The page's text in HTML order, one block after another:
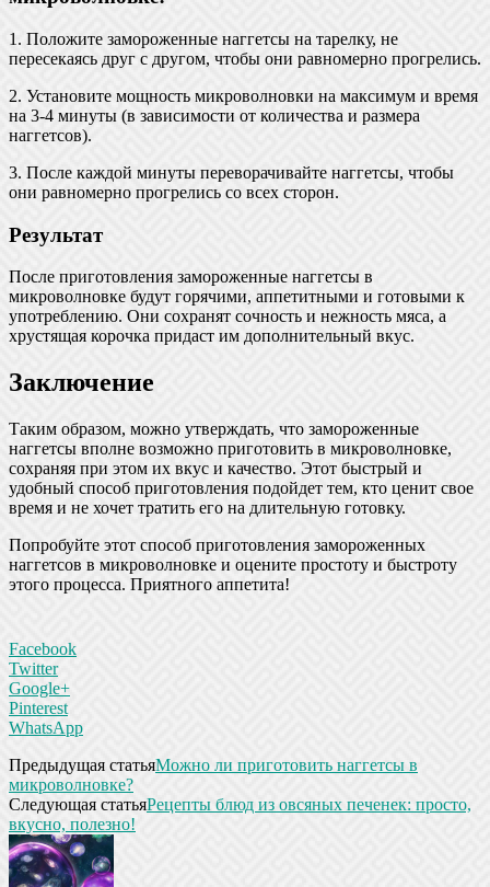
1. Положите замороженные наггетсы на тарелку, не
пересекаясь друг с другом, чтобы они равномерно прогрелись.
2. Установите мощность микроволновки на максимум и время
на 3-4 минуты (в зависимости от количества и размера
наггетсов).
3. После каждой минуты переворачивайте наггетсы, чтобы
они равномерно прогрелись со всех сторон.
Результат
После приготовления замороженные наггетсы в
микроволновке будут горячими, аппетитными и готовыми к
употреблению. Они сохранят сочность и нежность мяса, а
хрустящая корочка придаст им дополнительный вкус.
Заключение
Таким образом, можно утверждать, что замороженные
наггетсы вполне возможно приготовить в микроволновке,
сохраняя при этом их вкус и качество. Этот быстрый и
удобный способ приготовления подойдет тем, кто ценит свое
время и не хочет тратить его на длительную готовку.
Попробуйте этот способ приготовления замороженных
наггетсов в микроволновке и оцените простоту и быстроту
этого процесса. Приятного аппетита!
Facebook
Twitter
Google+
Pinterest
WhatsApp
Предыдущая статьяМожно ли приготовить наггетсы в
микроволновке?
Следующая статьяРецепты блюд из овсяных печенек: просто,
вкусно, полезно!